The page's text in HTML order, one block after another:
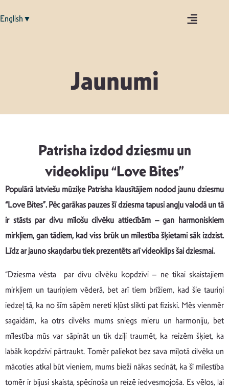
English▼
Jaunumi
Patrisha izdod dziesmu un
videoklipu “Love Bites”
Populārā latviešu mūziķe Patrisha klausītājiem nodod jaunu dziesmu
“Love Bites”. Pēc garākas pauzes šī dziesma tapusi angļu valodā un tā
ir stāsts par divu mīlošu cilvēku attiecībām – gan harmoniskiem
mirkļiem, gan tādiem, kad viss brūk un mīlestība šķietami sāk izdzist.
Līdz ar jauno skaņdarbu tiek prezentēts arī videoklips šai dziesmai.
“Dziesma vēsta par divu cilvēku kopdzīvi – ne tikai skaistajiem
mirkļiem un tauriņiem vēderā, bet arī tiem brīžiem, kad šie tauriņi
iedzeļ tā, ka no šīm sāpēm nereti kļūst slikti pat fiziski. Mēs vienmēr
sagaidām, ka otrs cilvēks mums sniegs mieru un harmoniju, bet
mīlestība mūs var sāpināt un tik dziļi traumēt, ka reizēm šķiet, ka
labāk kopdzīvi pārtraukt. Tomēr paliekot bez sava mīļotā cilvēka un
mācoties atkal būt vieniem, mums bieži nākas secināt, ka šī mīlestība
tomēr ir bijusi skaista, spēcinoša un reizē iedvesmojoša. Es vēlos, lai